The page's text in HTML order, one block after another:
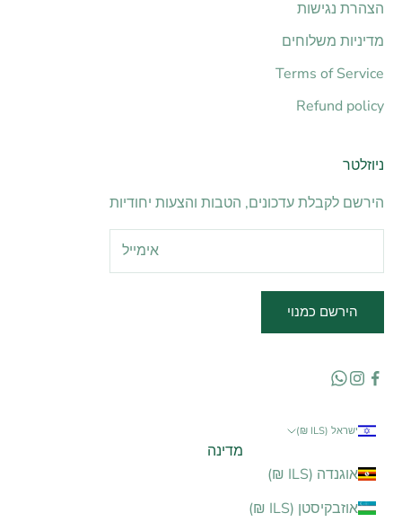
הצהרת נגישות
מדיניות משלוחים
Terms of Service
Refund policy
ניוזלטר
הירשם לקבלת עדכונים, הטבות והצעות יחודיות
הירשם כמנוי
ישראל (ILS ₪)
מדינה
אוגנדה (ILS ₪)
אוזבקיסטן (ILS ₪)